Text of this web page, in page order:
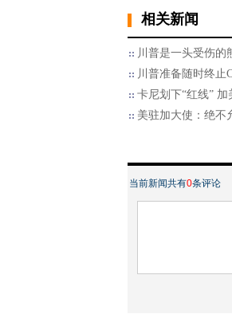
相关新闻
川普是一头受伤的
川普准备随时终止
卡尼划下“红线”
美驻加大使：绝不
当前新闻共有0条评论